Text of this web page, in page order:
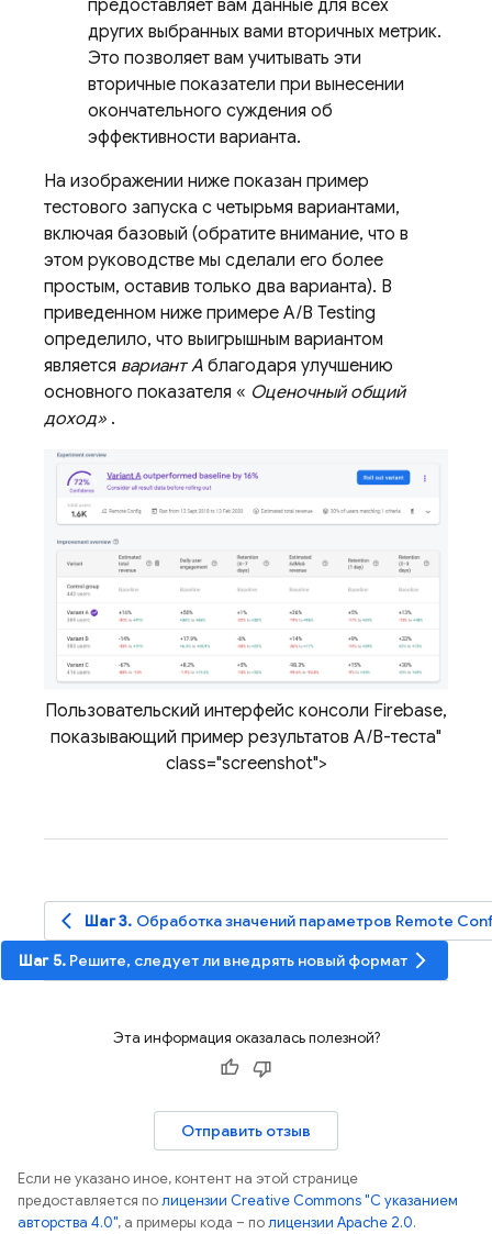
предоставляет вам данные для всех
других выбранных вами вторичных метрик.
Это позволяет вам учитывать эти
вторичные показатели при вынесении
окончательного суждения об
эффективности варианта.
На изображении ниже показан пример
тестового запуска с четырьмя вариантами,
включая базовый (обратите внимание, что в
этом руководстве мы сделали его более
простым, оставив только два варианта). В
приведенном ниже примере A/B Testing
определило, что выигрышным вариантом
является вариант A благодаря улучшению
основного показателя « Оценочный общий
доход» .
Пользовательский интерфейс консоли Firebase,
показывающий пример результатов A/B-теста"
class="screenshot">
arrow_back_ios Шаг 3. Обработка значений параметров Remote
Шаг 5. Решите, следует ли внедрять новый формат arrow_forward_ios
Эта информация оказалась полезной?
Отправить отзыв
Если не указано иное, контент на этой странице
предоставляется полицензии Creative Commons "С указанием
авторства 4.0", а примеры кода – полицензии Apache 2.0.